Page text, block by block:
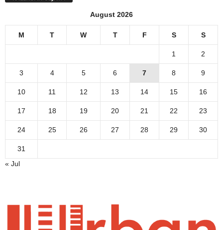
August 2026
M T W T F S S
1 2
3 4 5 6 7 8 9
10 11 12 13 14 15 16
17 18 19 20 21 22 23
24 25 26 27 28 29 30
31
« Jul